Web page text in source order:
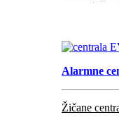
Alarmne
Žičane